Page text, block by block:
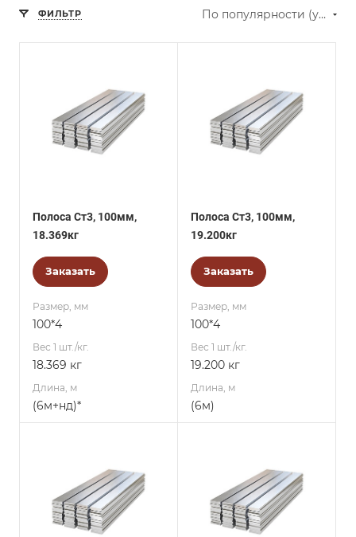
ФИЛЬТР По популярности (убывание)
Полоса Ст3, 100мм,
18.369кг
Заказать
Размер, мм
100*4
Вес 1 шт./кг.
18.369 кг
Длина, м
(6м+нд)*
Полоса Ст3, 100мм,
19.200кг
Заказать
Размер, мм
100*4
Вес 1 шт./кг.
19.200 кг
Длина, м
(6м)